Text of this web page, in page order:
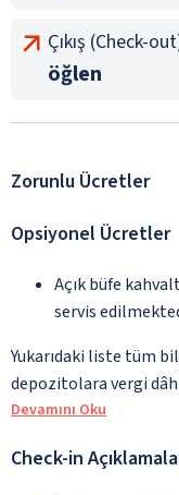
Çıkış (Check-
öğlen
Zorunlu Ücretler
Opsiyonel Ücretler
Açık büfe
servis
Yukarıdaki liste tüm
depozitolara vergi
Devamını Oku
Check-in